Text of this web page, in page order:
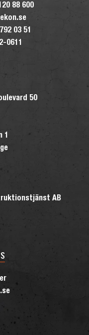
88 600
03 51
0611
50
1
AB